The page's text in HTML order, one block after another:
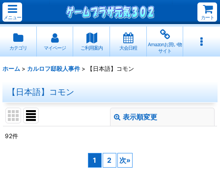
メニュー カート
カテゴリ マイページ ご利用案内 大会日程
Amazonお買い物
サイト
ホーム > カルロフ邸殺人事件 > 【日本語】コモン
【日本語】コモン
表示順変更
92件
1 2 次»